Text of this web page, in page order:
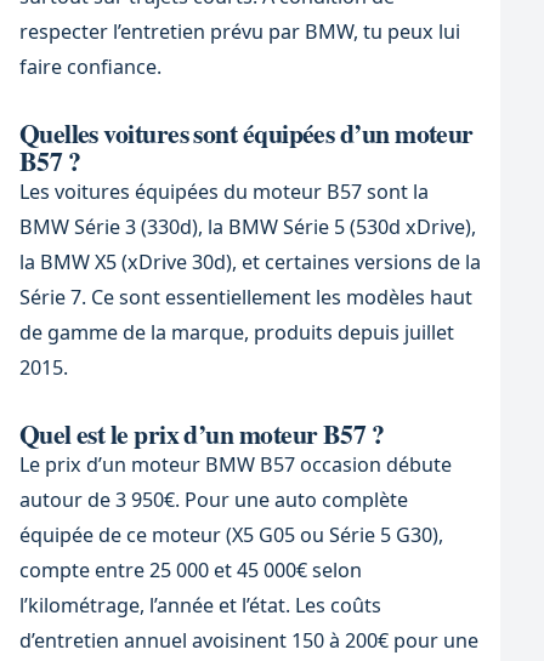
respecter l’entretien prévu par BMW, tu peux lui
faire confiance.
Quelles voitures sont équipées d’un moteur
B57 ?
Les voitures équipées du moteur B57 sont la
BMW Série 3 (330d), la BMW Série 5 (530d xDrive),
la BMW X5 (xDrive 30d), et certaines versions de la
Série 7. Ce sont essentiellement les modèles haut
de gamme de la marque, produits depuis juillet
2015.
Quel est le prix d’un moteur B57 ?
Le prix d’un moteur BMW B57 occasion débute
autour de 3 950€. Pour une auto complète
équipée de ce moteur (X5 G05 ou Série 5 G30),
compte entre 25 000 et 45 000€ selon
l’kilométrage, l’année et l’état. Les coûts
d’entretien annuel avoisinent 150 à 200€ pour une